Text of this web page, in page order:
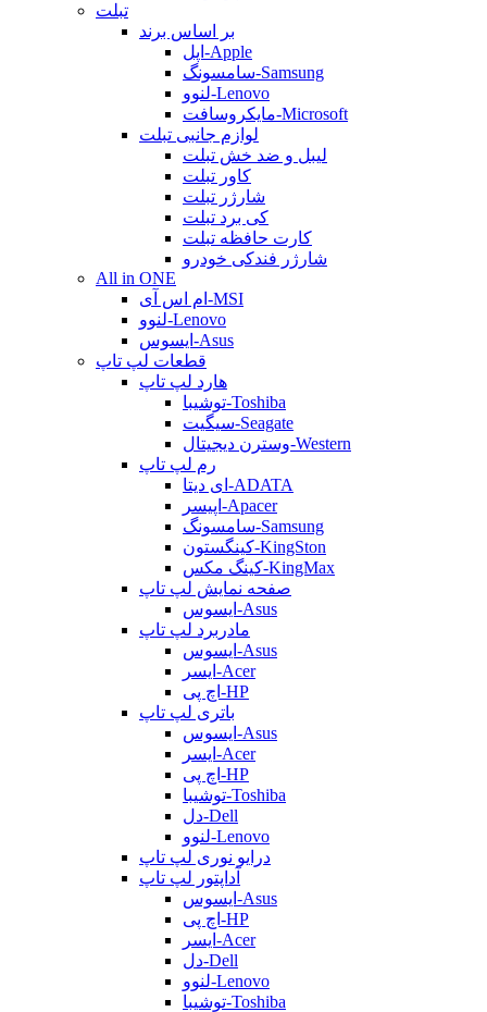
تبلت
بر اساس برند
اپل-Apple
سامسونگ-Samsung
لنوو-Lenovo
مایکروسافت-Microsoft
لوازم جانبی تبلت
لیبل و ضد خش تبلت
کاور تبلت
شارژر تبلت
کی برد تبلت
کارت حافظه تبلت
شارژر فندکی خودرو
All in ONE
ام اس آی-MSI
لنوو-Lenovo
ایسوس-Asus
قطعات لپ تاپ
هارد لپ تاپ
توشیبا-Toshiba
سیگیت-Seagate
وسترن دیجیتال-Western
رم لپ تاپ
ای دیتا-ADATA
اپیسر-Apacer
سامسونگ-Samsung
کینگستون-KingSton
کینگ مکس-KingMax
صفحه نمایش لپ تاپ
ایسوس-Asus
مادربرد لپ تاپ
ایسوس-Asus
ایسر-Acer
اچ پی-HP
باتری لپ تاپ
ایسوس-Asus
ایسر-Acer
اچ پی-HP
توشیبا-Toshiba
دل-Dell
لنوو-Lenovo
درایو نوری لپ تاپ
آداپتور لپ تاپ
ایسوس-Asus
اچ پی-HP
ایسر-Acer
دل-Dell
لنوو-Lenovo
توشیبا-Toshiba